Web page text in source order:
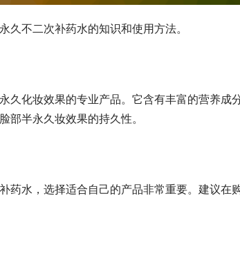
不二次补药水的知识和使用方法。
久化妆效果的专业产品。它含有丰富的营养成
部半永久妆效果的持久性。
药水，选择适合自己的产品非常重要。建议在